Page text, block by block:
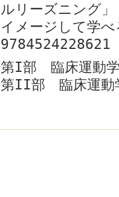
ルリーズニング
イメージして学
9784524228621
第I部 臨床運動
第II部 臨床運動